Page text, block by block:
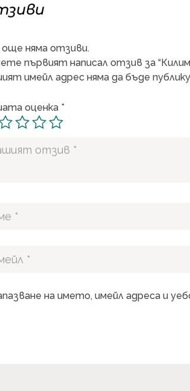
още няма отзиви.
първият написал отзив за
имейл адрес няма да бъде
оценка *
на името, имейл адреса и